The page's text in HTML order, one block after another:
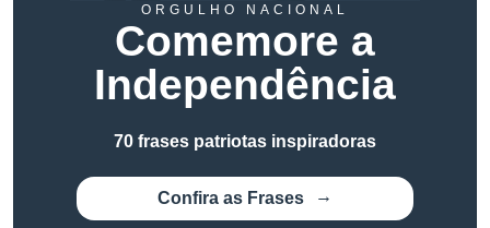
ORGULHO NACIONAL
Comemore a
Independência
70 frases patriotas inspiradoras
Confira as Frases